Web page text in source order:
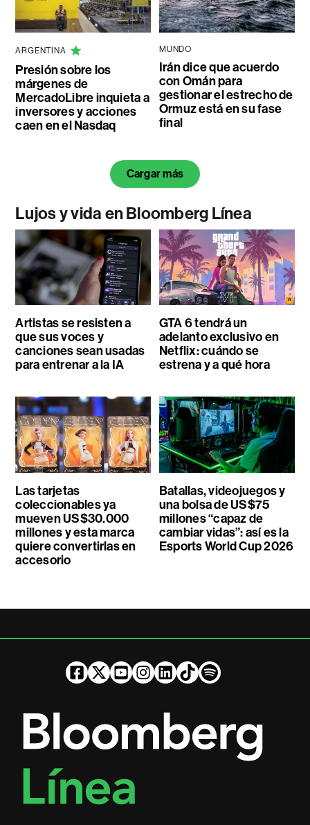
ARGENTINA
Presión sobre los
márgenes de
MercadoLibre inquieta a
inversores y acciones
caen en el Nasdaq
MUNDO
Irán dice que acuerdo
con Omán para
gestionar el estrecho de
Ormuz está en su fase
final
Cargar más
Lujos y vida en Bloomberg Línea
Artistas se resisten a
que sus voces y
canciones sean usadas
para entrenar a la IA
GTA 6 tendrá un
adelanto exclusivo en
Netflix: cuándo se
estrena y a qué hora
Las tarjetas
coleccionables ya
mueven US$30.000
millones y esta marca
quiere convertirlas en
accesorio
Batallas, videojuegos y
una bolsa de US$75
millones “capaz de
cambiar vidas”: así es la
Esports World Cup 2026